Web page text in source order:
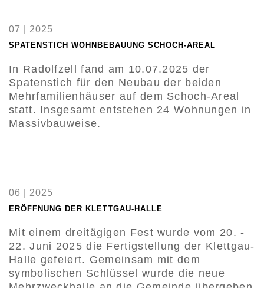
07 | 2025
SPATENSTICH WOHNBEBAUUNG SCHOCH-AREAL
In Radolfzell fand am 10.07.2025 der
Spatenstich für den Neubau der beiden
Mehrfamilienhäuser auf dem Schoch-Areal
statt. Insgesamt entstehen 24 Wohnungen in
Massivbauweise.
06 | 2025
ERÖFFNUNG DER KLETTGAU-HALLE
Mit einem dreitägigen Fest wurde vom 20. -
22. Juni 2025 die Fertigstellung der Klettgau-
Halle gefeiert. Gemeinsam mit dem
symbolischen Schlüssel wurde die neue